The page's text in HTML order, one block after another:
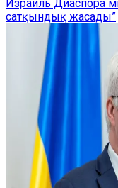
Израиль Диаспора
сатқындық жасады”